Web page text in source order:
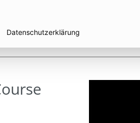
Datenschutzerklärung